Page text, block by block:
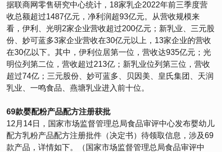
据联商网零售研究中心统计，18家乳企2022年前三季度营
收总额超过1487亿元，净利润超93亿元。从营收规模来
看，伊利、光明2家企业营收超过200亿元；新乳业、三元股
份、妙可蓝多3家企业营收在30亿元以上，13家企业的营收
在30亿以下。其中，伊利位居第一位，营收达935亿元；光
明位列第二位，营收超过213亿；新乳业位列第三位，营收
超过74亿；三元股份、妙可蓝多、贝因美、皇氏集团、天润
乳业、一鸣食品、燕塘乳业进入前十位。
69款婴配粉产品配方注册获批
12月14日，国家市场监督管理总局食品审评中心发布婴幼儿
配方乳粉产品配方注册批件（决定书）待领取信息，涉及69
款产品，详情如下。（国家市场监督管理总局食品审评中